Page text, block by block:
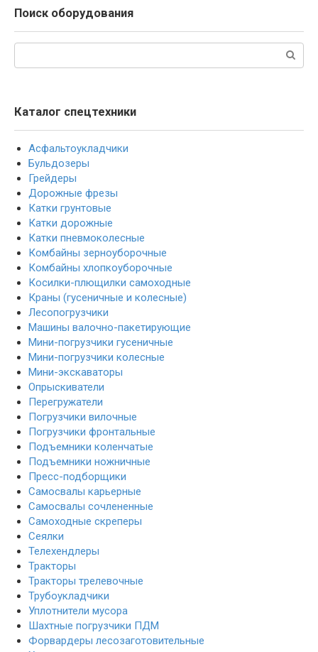
Поиск оборудования
Каталог спецтехники
Асфальтоукладчики
Бульдозеры
Грейдеры
Дорожные фрезы
Катки грунтовые
Катки дорожные
Катки пневмоколесные
Комбайны зерноуборочные
Комбайны хлопкоуборочные
Косилки-плющилки самоходные
Краны (гусеничные и колесные)
Лесопогрузчики
Машины валочно-пакетирующие
Мини-погрузчики гусеничные
Мини-погрузчики колесные
Мини-экскаваторы
Опрыскиватели
Перегружатели
Погрузчики вилочные
Погрузчики фронтальные
Подъемники коленчатые
Подъемники ножничные
Пресс-подборщики
Самосвалы карьерные
Самосвалы сочлененные
Самоходные скреперы
Сеялки
Телехендлеры
Тракторы
Тракторы трелевочные
Трубоукладчики
Уплотнители мусора
Шахтные погрузчики ПДМ
Форвардеры лесозаготовительные